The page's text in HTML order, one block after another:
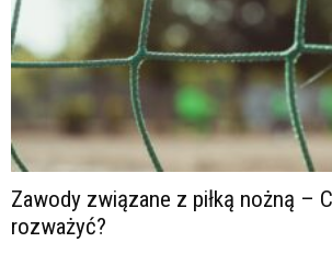
Zawody związane z piłką nożną –
rozważyć?